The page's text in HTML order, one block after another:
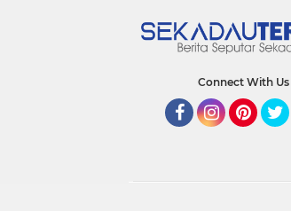
Connect With Us